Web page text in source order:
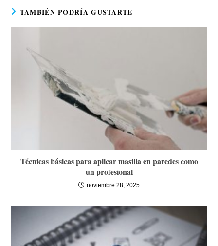
TAMBIÉN PODRÍA GUSTARTE
Técnicas básicas para aplicar masilla en paredes como
un profesional
noviembre 28, 2025